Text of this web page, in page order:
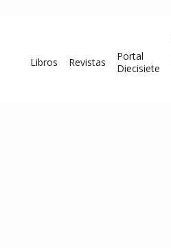
Libros Revistas
Portal
Diecisiete